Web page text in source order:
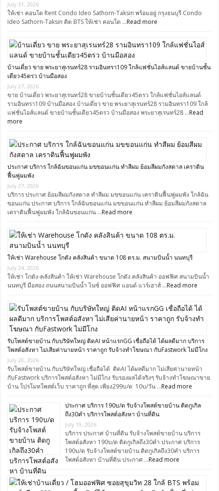
July 31, 2026
ให้เช่า คอนโด Rent Condo Ideo Sathorn-Taksin พร้อมอยู่ กรุงธนบุรี Condo
Ideo Sathorn-Taksin ติด BTS ให้เช่า คอนโด …Read more
บ้านเดี่ยว ขาย พระยาสุเรนทร์28 รามอินทรา109 ใกล้แฟชั่นไอส์แลนด์ ขายบ้านชั้น
เดียว45ตรว บ้านมือสอง
July 27, 2026
ขาย บ้านเดี่ยว พระยาสุเรนทร์28 ขายบ้านชั้นเดียว45ตรว ใกล้แฟชั่นไอส์แลนด์
รามอินทรา109 บ้านมือสอง บ้านเดี่ยว ขาย พระยาสุเรนทร์28 รามอินทรา109 ใกล้
แฟชั่นไอส์แลนด์ ขายบ้านชั้นเดียว45ตรว บ้านมือสอง พระยาสุเรนทร์28 …Read
more
ประกาศ บริการ ใกล้ฉันขอนแก่น มขขอนแก่น ทำสีผม ย้อมสีผมกังสดาล เคราติน
ฟื้นฟูผมพัง
July 27, 2026
บริการ ประกาศ ย้อมสีผมกังสดาล ทำสีผม มขขอนแก่น เคราตินฟื้นฟูผมพัง ใกล้ฉัน
ขอนแก่น ประกาศ บริการ ใกล้ฉันขอนแก่น มขขอนแก่น ทำสีผม ย้อมสีผมกังสดาล
เคราตินฟื้นฟูผมพัง ใกล้ฉันขอนแก่น …Read more
ให้เช่า Warehouse โกดัง คลังสินค้า ขนาด 108 ตร.ม. สนามบินน้ำ นนทบุรี
July 24, 2026
ให้เช่า โกดัง-คลังสินค้า ให้เช่า Warehouse โกดัง คลังสินค้า ออฟฟิศ สนามบินน้ำ
นนทบุรี มือสอง ถนนสนามบินน้ำ ไนซ์ ออฟฟิศ แอนด์ แวร์เฮาส์ …Read more
รับโพสต์ขายบ้าน กับบริษัทใหญ่ ติดAI หน้าแรกGG เชื่อถือได้ ได้ผลดีมาก บริการ
โพสต์อสังหา ไม่เสียค่านายหน้า ราคาถูก รับจ้างทำโฆษณา กับFastwork ไม่มีโกง
July 20, 2026
รับโพสต์ขายบ้าน กับบริษัทใหญ่ เชื่อถือได้ ติดAI ได้ผลดีมาก ไม่เสียค่านายหน้า
กับFastwork บริการโพสต์อสังหา ไม่มีโกง รับรองผลได้จริงๆ รับจ้างทำโฆษณาขาย
บ้าน โปรโมทโพสต์เว็บ ราคาถูก ที่สุด เพียง299บ/ด 10บ/วัน …Read more
ประกาศ บริการ 190บ/ด รับจ้างโพสต์ขายบ้าน ติดกูเกิล
ถึง30คำ บริการโพสต์อสังหา บ้านที่ดิน
July 19, 2026
บริการ ประกาศ บ้านที่ดิน รับจ้างโพสต์ขายบ้าน บริการ
โพสต์อสังหา 190บ/ด ติดกูเกิลถึง30คำ ประกาศ บริการ
190บ/ด รับจ้างโพสต์ขายบ้าน ติดกูเกิลถึง30คำ บริการ
โพสต์อสังหา บ้านที่ดิน ประกาศ …Read more